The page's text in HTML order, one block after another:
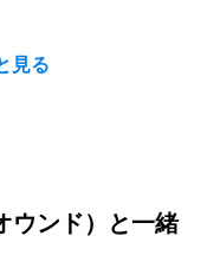
ンド）と一緒